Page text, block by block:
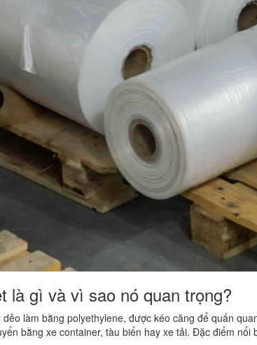
là gì và vì sao nó quan trọng?
làm bằng polyethylene, được kéo căng để quấn
bằng xe container, tàu biển hay xe tải. Đặc điểm nổi